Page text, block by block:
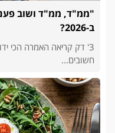
"ממ"ד, ממ"ד ושוב
ב-2026?
חשובים...